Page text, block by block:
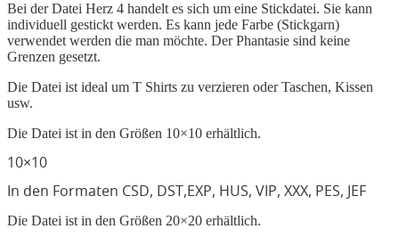
Bei der Datei Herz 4 handelt es sich um eine Stickdatei. Sie kann
individuell gestickt werden. Es kann jede Farbe (Stickgarn)
verwendet werden die man möchte. Der Phantasie sind keine
Grenzen gesetzt.
Die Datei ist ideal um T Shirts zu verzieren oder Taschen, Kissen
usw.
Die Datei ist in den Größen 10×10 erhältlich.
10×10
In den Formaten CSD, DST,EXP, HUS, VIP, XXX, PES, JEF
Die Datei ist in den Größen 20×20 erhältlich.